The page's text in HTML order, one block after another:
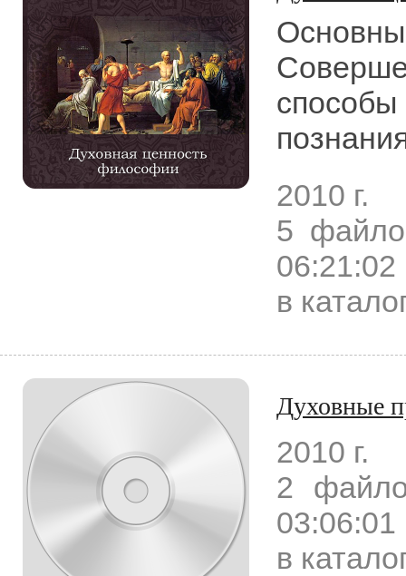
способы
2010 г.
5
06:21:02
в
Духовные
2010 г.
2
03:06:01
в